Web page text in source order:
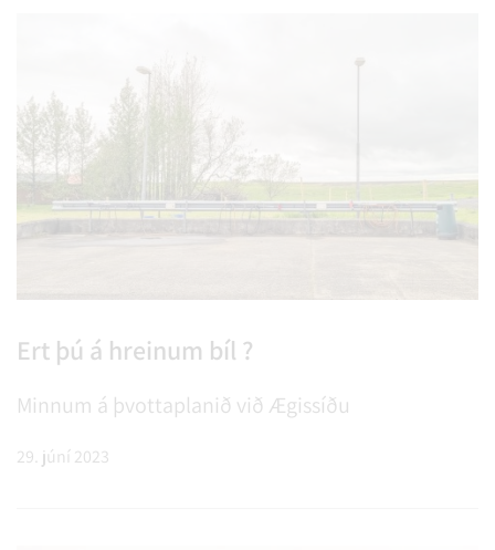
Ert þú á hreinum bíl ?
Minnum á þvottaplanið við Ægissíðu
29. júní 2023